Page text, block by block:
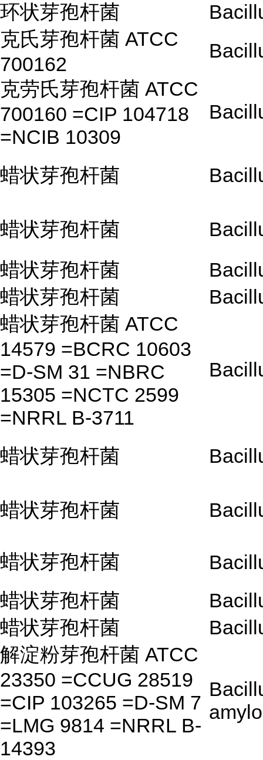
环状芽孢杆菌
克氏芽孢杆菌 ATCC
700162
克劳氏芽孢杆菌 ATCC
700160 =CIP 104718
=NCIB 10309
蜡状芽孢杆菌
蜡状芽孢杆菌
蜡状芽孢杆菌
蜡状芽孢杆菌
蜡状芽孢杆菌 ATCC
14579 =BCRC 10603
=D-SM 31 =NBRC
15305 =NCTC 2599
=NRRL B-3711
蜡状芽孢杆菌
蜡状芽孢杆菌
蜡状芽孢杆菌
蜡状芽孢杆菌
蜡状芽孢杆菌
解淀粉芽孢杆菌 ATCC
23350 =CCUG 28519
=CIP 103265 =D-SM 7
=LMG 9814 =NRRL B-
14393